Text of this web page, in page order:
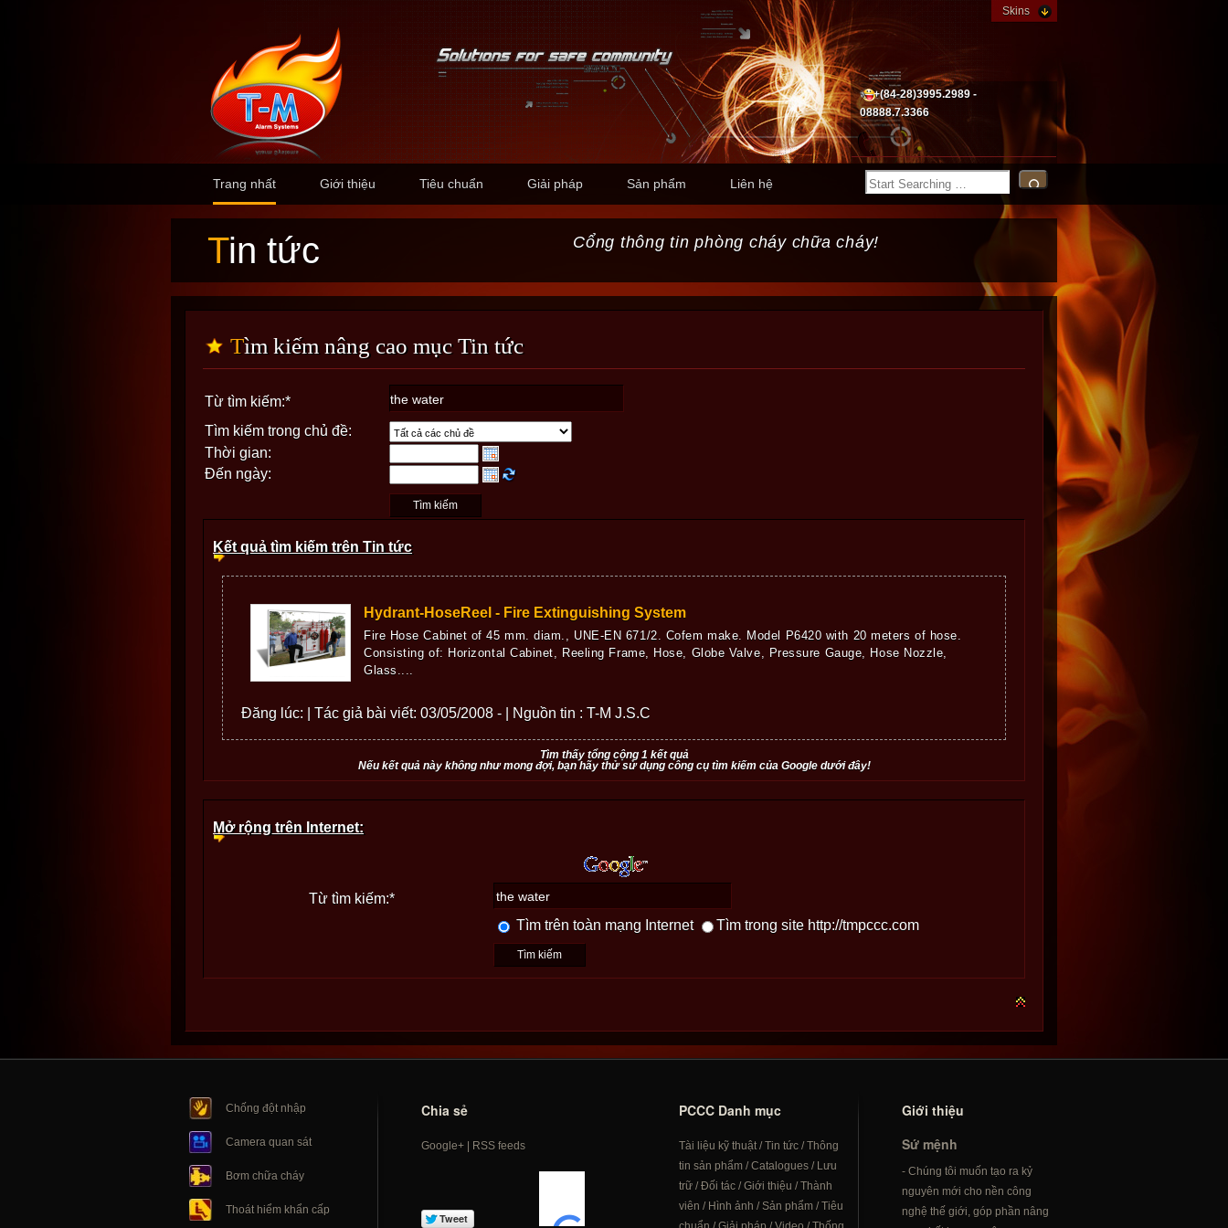
Skins
+(84-28)3995.2989 -
08888.7.3366
Trang nhất Giới thiệu Tiêu chuẩn Giải pháp Sản phẩm Liên hệ
Tin tức Cổng thông tin phòng cháy chữa cháy!
Tìm kiếm nâng cao mục Tin tức
Từ tìm kiếm:*
Tìm kiếm trong chủ đề:
Thời gian:
Đến ngày:
Kết quả tìm kiếm trên Tin tức
Hydrant-HoseReel - Fire Extinguishing System
Fire Hose Cabinet of 45 mm. diam., UNE-EN 671/2. Cofem make. Model P6420 with 20 meters of hose.
Consisting of: Horizontal Cabinet, Reeling Frame, Hose, Globe Valve, Pressure Gauge, Hose Nozzle,
Glass....
Đăng lúc: | Tác giả bài viết: 03/05/2008 - | Nguồn tin : T-M J.S.C
Tìm thấy tổng cộng 1 kết quả
Nếu kết quả này không như mong đợi, bạn hãy thử sử dụng công cụ tìm kiếm của Google dưới đây!
Mở rộng trên Internet:
Từ tìm kiếm:*
Tìm trên toàn mạng Internet
Tìm trong site http://tmpccc.com
Chống đột nhập
Camera quan sát
Bơm chữa cháy
Thoát hiểm khẩn cấp
Chia sẻ
Google+| RSS feeds
PCCC Danh mục
Tài liệu kỹ thuật/Tin tức/Thông
tin sản phẩm/Catalogues/ Lưu
trữ/Đối tác/Giới thiệu /Thành
viên / Hình ảnh /Sản phẩm/Tiêu
Giới thiệu
Sứ mệnh
- Chúng tôi muốn tạo ra kỷ
nguyên mới cho nền công
nghệ thế giới, góp phần nâng